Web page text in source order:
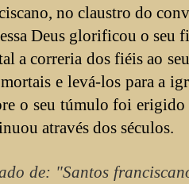
no claustro do
Deus glorificou o seu
a correria dos fiéis ao
e levá-los para a
o seu túmulo foi erigido
através dos séculos.
de: "Santos